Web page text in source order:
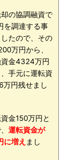
の協調融資で
を調達する事
たので、その
万円から、
資金4324万円
手元に運転資
万円残せまし
金150万円と
運転資金が
に増え まし